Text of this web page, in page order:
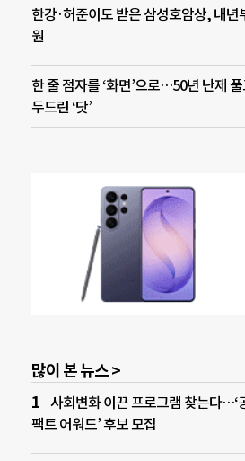
한강·허준이도 받은 삼성호암상, 내년
원
한 줄 점자를 ‘화면’으로…50년 난제
두드린 ‘닷’
많이 본 뉴스 >
사회변화 이끈 프로그램 찾는다…‘
팩트 어워드’ 후보 모집